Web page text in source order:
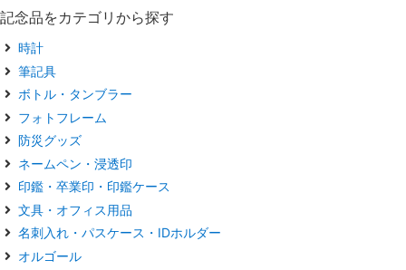
記念品をカテゴリから探す
時計
筆記具
ボトル・タンブラー
フォトフレーム
防災グッズ
ネームペン・浸透印
印鑑・卒業印・印鑑ケース
文具・オフィス用品
名刺入れ・パスケース・IDホルダー
オルゴール